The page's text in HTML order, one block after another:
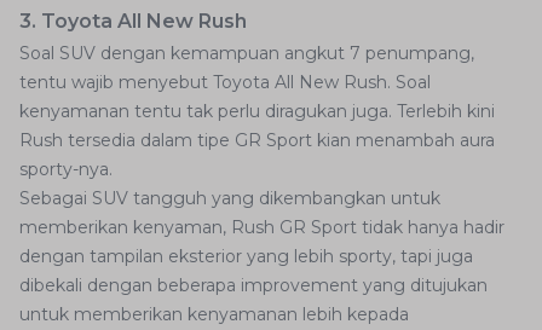
3. Toyota All New Rush
Soal SUV dengan kemampuan angkut 7 penumpang,
tentu wajib menyebut Toyota All New Rush. Soal
kenyamanan tentu tak perlu diragukan juga. Terlebih kini
Rush tersedia dalam tipe GR Sport kian menambah aura
sporty-nya.
Sebagai SUV tangguh yang dikembangkan untuk
memberikan kenyaman, Rush GR Sport tidak hanya hadir
dengan tampilan eksterior yang lebih sporty, tapi juga
dibekali dengan beberapa improvement yang ditujukan
untuk memberikan kenyamanan lebih kepada